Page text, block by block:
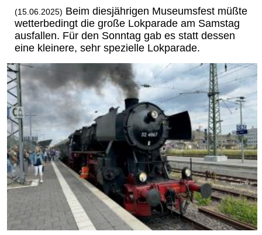
(15.06.2025) Beim diesjährigen Museumsfest müßte
wetterbedingt die große Lokparade am Samstag
ausfallen. Für den Sonntag gab es statt dessen
eine kleinere, sehr spezielle Lokparade.